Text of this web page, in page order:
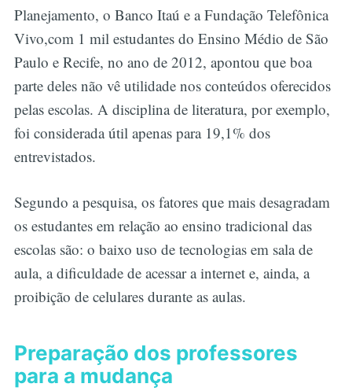
Planejamento, o Banco Itaú e a Fundação Telefônica
Vivo,com 1 mil estudantes do Ensino Médio de São
Paulo e Recife, no ano de 2012, apontou que boa
parte deles não vê utilidade nos conteúdos oferecidos
pelas escolas. A disciplina de literatura, por exemplo,
foi considerada útil apenas para 19,1% dos
entrevistados.
Segundo a pesquisa, os fatores que mais desagradam
os estudantes em relação ao ensino tradicional das
escolas são: o baixo uso de tecnologias em sala de
aula, a dificuldade de acessar a internet e, ainda, a
proibição de celulares durante as aulas.
Preparação dos professores
para a mudança